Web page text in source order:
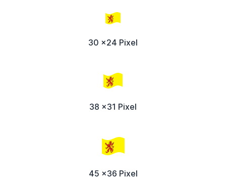
30 x24 Pixel
38 x31 Pixel
45 x36 Pixel